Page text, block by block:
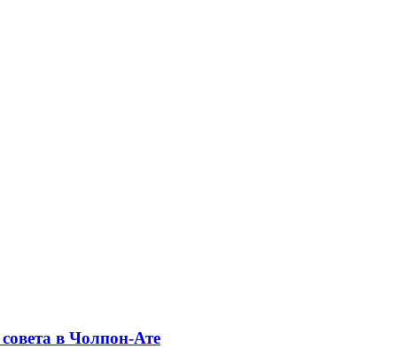
в Чолпон-Ате